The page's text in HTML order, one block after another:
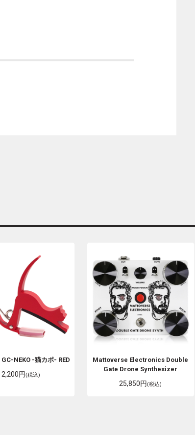
GC-NEKO -猫カポ- RED
2,200円(税込)
Mattoverse Electronics Double
Gate Drone Synthesizer
25,850円(税込)